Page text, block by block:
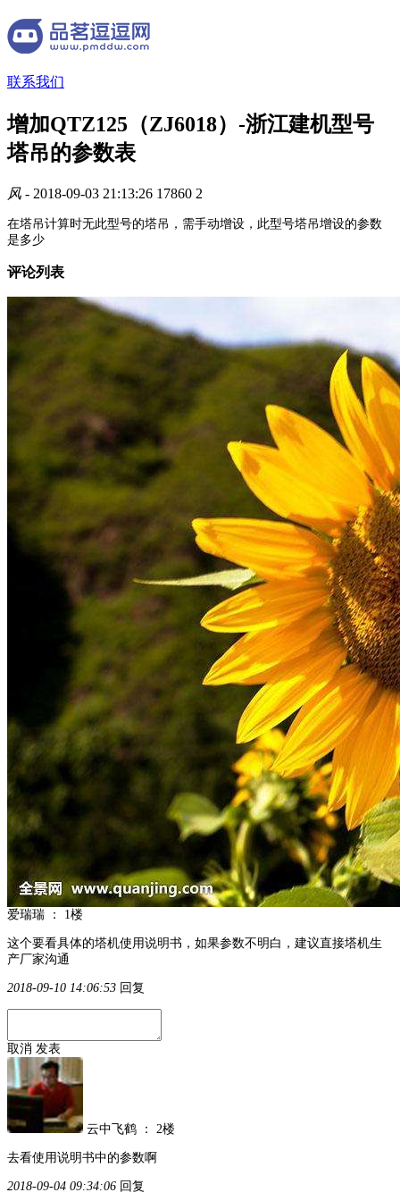
联系我们
增加QTZ125（ZJ6018）-浙江建机型号
塔吊的参数表
风 - 2018-09-03 21:13:26 17860 2
在塔吊计算时无此型号的塔吊，需手动增设，此型号塔吊增设的参数
是多少
评论列表
爱瑞瑞 ： 1楼
这个要看具体的塔机使用说明书，如果参数不明白，建议直接塔机生
产厂家沟通
2018-09-10 14:06:53 回复
取消 发表
云中飞鹤 ： 2楼
去看使用说明书中的参数啊
2018-09-04 09:34:06 回复